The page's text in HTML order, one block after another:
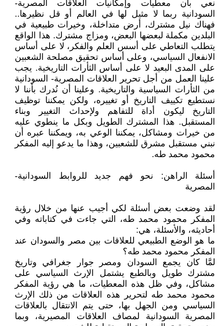
نعي بأن معطيات وإمكانيات العلاقات المصرية-
السودانية ربما لا مثيل لها في العالم أو قل نظيرها..
فهناك نيل مشترك، أرض متداخلة، وخيرات طبيعية في
البلدين مكملة لبعضها البعض، ومزاج مشترك. هذا الواقع
يتطلب التعاطي على أسس العلم والفكر، لا على أساس
الانفعال السياسي، وعلى أساس تحقيق مصلحة الشعبين
على المدى البعيد لا على أساس الثأرات التاريخية. يجب
علينا العمل من أجل تحرير العلاقات المصرية- السودانية
من الثأرات السياسية والتاريخية. وعلينا أن نُدرك بأننا لا
نستطيع تكييف التاريخ أو تغييره، ولكن يمكننا توظيف
التاريخ ليكون أداة للتفاهم ولإحداث التغيير وبناء
المستقبل. هذا المشترك الطويل وبكل ما ينطوي عليه
من خيرات ومشاكل، يمكننا الوعي به، ويمكننا عبره أن
نبني مستقبل مشرق للشعبين، وهذا ما يدعو إليه المفكر
محمود محمد طه.
أسئلة الراهن: نحو فهم جديد للروابط السودانية-
المصرية
لقد وضعت بعض أسئلة لكي أجيب عنها من خلال رؤية
المفكر محمود محمد طه، التي جاءت في كتاباته وفي
أحاديثه، والأسئلة، هي:
ما هو الوضع الطبيعي للعلاقات بين مصر والسودان عند
المفكر محمود محمد طه؟
لمَّا كان يجمع السودان ومصر جوار جغرافي وتاريخ
مشترك طويل وبالطبع يشتمل الإرث السياسي على
مشاكل، وفي ظل هذه المعطيات، ما هي رؤية المفكر
محمود محمد طه لتحرير هذه العلاقات من ذلك الإرث
السياسي ومن الجهل بها، حتى يتم الانتقال بالعلاقات
المصرية السودانية لمصاف العلاقات المصيرية، وبما